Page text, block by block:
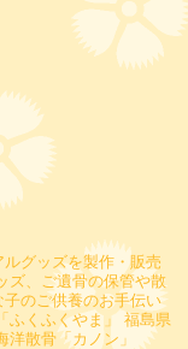
グッズを製作・販売
ズ、ご遺骨の保管や散
のご供養のお手伝い
ふくふくやま」 福島県
洋散骨「カノン」